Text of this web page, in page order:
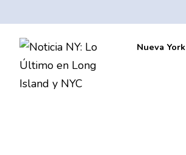
Nueva York